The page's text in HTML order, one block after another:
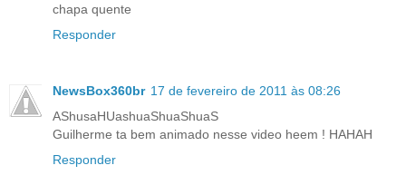
chapa quente
Responder
NewsBox360br 17 de fevereiro de 2011 às 08:26
AShusaHUashuaShuaShuaS
Guilherme ta bem animado nesse video heem ! HAHAH
Responder